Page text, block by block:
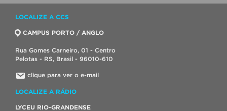
LOCALIZE A CCS
CAMPUS PORTO / ANGLO
Rua Gomes Carneiro, 01 - Centro
Pelotas - RS, Brasil - 96010-610
clique para ver o e-mail
LOCALIZE A RÁDIO
LYCEU RIO-GRANDENSE